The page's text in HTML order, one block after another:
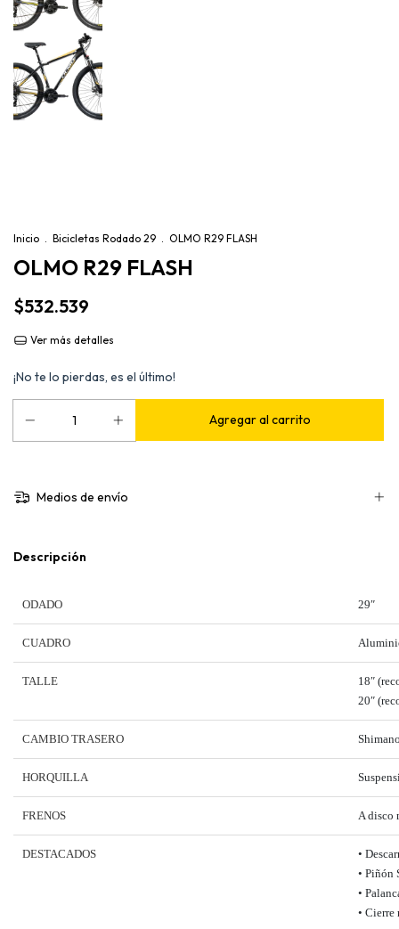
Inicio . Bicicletas Rodado 29 . OLMO R29 FLASH
OLMO R29 FLASH
$532.539
Ver más detalles
¡No te lo pierdas, es el último!
Medios de envío
Descripción
ODADO 29″
CUADRO
TALLE
18″
20″
CAMBIO TRASERO
HORQUILLA
FRENOS A disco
DESTACADOS
•
• Piñón
•
• Cierre